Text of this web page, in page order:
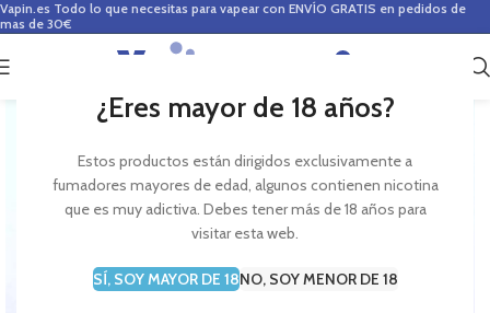
¿Eres mayor de 18 años?
Estos productos están dirigidos exclusivamente a
fumadores mayores de edad, algunos contienen nicotina
que es muy adictiva. Debes tener más de 18 años para
visitar esta web.
SÍ, SOY MAYOR DE 18NO, SOY MENOR DE 18
Vapin.es Todo lo que necesitas para vapear con ENVÍO GRATIS en pedidos de
mas de 30€
0